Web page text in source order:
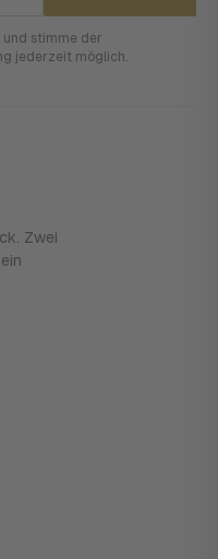
stimme der
jederzeit möglich.
Zwei